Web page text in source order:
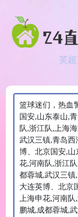
英
篮球迷们，热血
国安,山东泰山,
队,浙江队,上海
武汉三镇,青岛
博、北京国安,山
花,河南队,浙江
都蓉城,武汉三镇
大连英博、北京
上海申花,河南
鹏城,成都蓉城,